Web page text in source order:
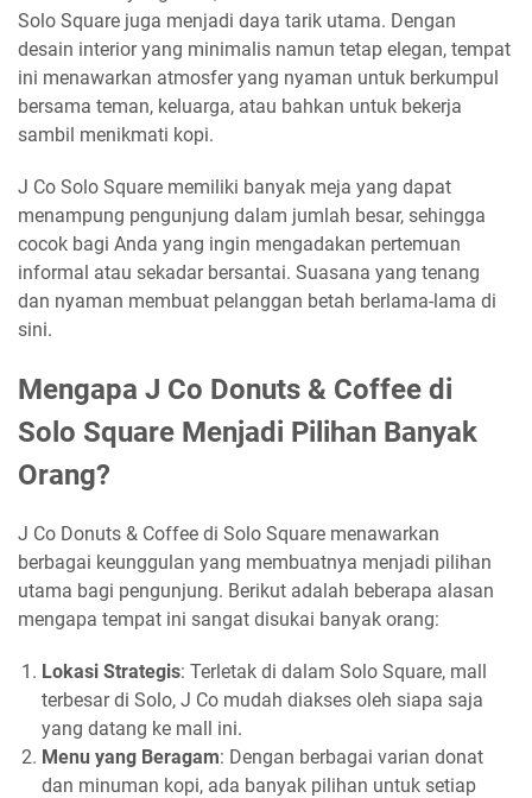
Solo Square juga menjadi daya tarik utama. Dengan
desain interior yang minimalis namun tetap elegan, tempat
ini menawarkan atmosfer yang nyaman untuk berkumpul
bersama teman, keluarga, atau bahkan untuk bekerja
sambil menikmati kopi.
J Co Solo Square memiliki banyak meja yang dapat
menampung pengunjung dalam jumlah besar, sehingga
cocok bagi Anda yang ingin mengadakan pertemuan
informal atau sekadar bersantai. Suasana yang tenang
dan nyaman membuat pelanggan betah berlama-lama di
sini.
Mengapa J Co Donuts & Coffee di
Solo Square Menjadi Pilihan Banyak
Orang?
J Co Donuts & Coffee di Solo Square menawarkan
berbagai keunggulan yang membuatnya menjadi pilihan
utama bagi pengunjung. Berikut adalah beberapa alasan
mengapa tempat ini sangat disukai banyak orang:
Lokasi Strategis: Terletak di dalam Solo Square, mall
terbesar di Solo, J Co mudah diakses oleh siapa saja
yang datang ke mall ini.
Menu yang Beragam: Dengan berbagai varian donat
dan minuman kopi, ada banyak pilihan untuk setiap